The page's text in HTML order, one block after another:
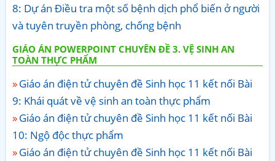
8: Dự án Điều tra một số bệnh dịch phổ biến ở người
và tuyên truyền phòng, chống bệnh
GIÁO ÁN POWERPOINT CHUYÊN ĐỀ 3. VỆ SINH AN
TOÀN THỰC PHẨM
Giáo án điện tử chuyên đề Sinh học 11 kết nối Bài
9: Khái quát về vệ sinh an toàn thực phẩm
Giáo án điện tử chuyên đề Sinh học 11 kết nối Bài
10: Ngộ độc thực phẩm
Giáo án điện tử chuyên đề Sinh học 11 kết nối Bài